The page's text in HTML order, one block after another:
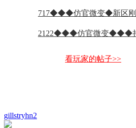
717◆◆◆仿官微变◆新区
2122◆◆◆仿官微变◆◆◆
看玩家的帖子>>
gillstryhn2